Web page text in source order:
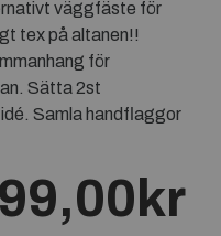
väggfäste för
tex på altanen!!
för
Sätta 2st
Samla handflaggor
99,00kr